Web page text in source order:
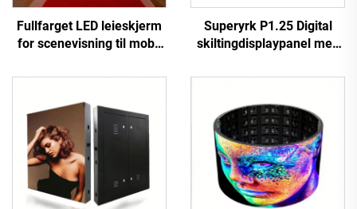
Fullfarget LED leieskjerm
for scenevisning til mobil
Superyrk P1.25 Digital
skiltingdisplaypanel med
COB LED-videovegg til